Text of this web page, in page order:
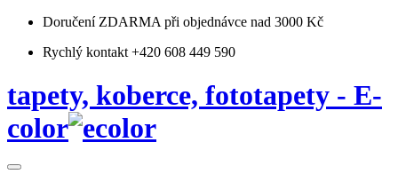
Doručení ZDARMA při objednávce nad 3000 Kč
Rychlý kontakt +420 608 449 590
tapety, koberce, fototapety - E-
color